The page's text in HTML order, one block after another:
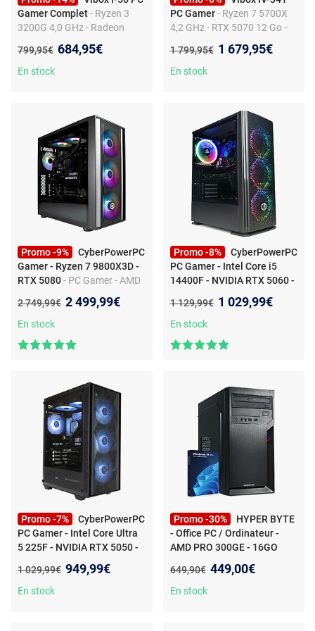
Gamer Complet- Ryzen 3
3200G 4,0 GHz - Radeon
SSD - Windows 11 - WiFi 6 +
Bluetooth 5.4
Ancien prix :
799,95€ Nouveau prix :
684,95€
En stock
PC Gamer - Ryzen 7 5700X
4,2 GHz - RTX 5070 12 Go -
Windows 11 - WiFi 6 +
Bluetooth 5.4
Ancien prix :
1 799,95€ Nouveau prix :
1 679,95€
En stock
Promo -9%
CyberPowerPC
Gamer - Ryzen 7 9800X3D -
RTX 5080- PC Gamer - AMD
RTX 5080 - 32Go DDR5 - 1To
SSD - Windows 11 - Wi-Fi
Ancien prix :
2 749,99€ Nouveau prix :
2 499,99€
En stock
Promo -8%
CyberPowerPC
PC Gamer - Intel Core i5
14400F - NVIDIA RTX 5060 -
Windows 11
Ancien prix :
1 129,99€ Nouveau prix :
1 029,99€
En stock
Promo -7%
CyberPowerPC
PC Gamer - Intel Core Ultra
5 225F - NVIDIA RTX 5050 -
- Windows 11
Ancien prix :
1 029,99€ Nouveau prix :
949,99€
En stock
Promo -30%
HYPER BYTE
- Office PC / Ordinateur -
AMD PRO 300GE - 16GO
W11 Pr - Office Pc -
Ordinateur avec AMD Athlon
Ancien prix :
649,90€ Nouveau prix :
449,00€
En stock